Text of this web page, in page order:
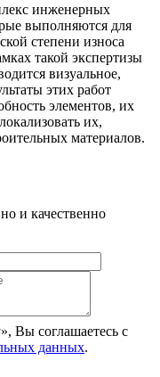
инженерных
выполняются для
степени износа
такой экспертизы
визуальное,
этих работ
элементов, их
их,
материалов.
и качественно
Вы соглашаетесь с
данных.